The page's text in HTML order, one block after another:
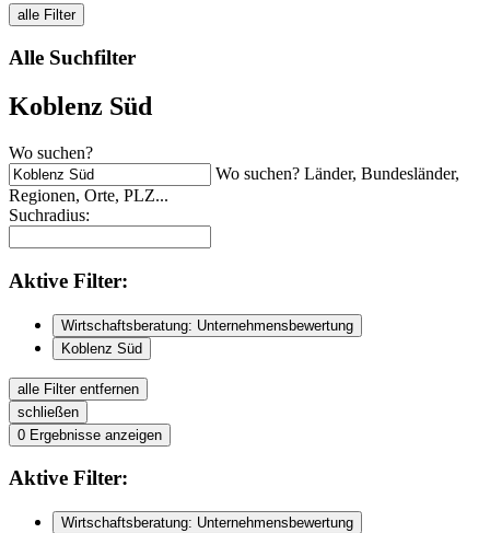
alle Filter
Alle Suchfilter
Koblenz Süd
Wo suchen?
Wo suchen? Länder, Bundesländer,
Regionen, Orte, PLZ...
Suchradius:
Aktive Filter:
Wirtschaftsberatung: Unternehmensbewertung
Koblenz Süd
alle Filter entfernen
schließen
0 Ergebnisse anzeigen
Aktive Filter:
Wirtschaftsberatung: Unternehmensbewertung